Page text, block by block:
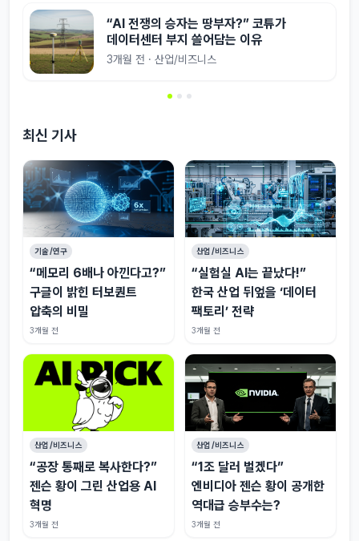
“AI 전쟁의 승자는 땅부자?” 코튜가
데이터센터 부지 쓸어담는 이유
3개월 전 · 산업/비즈니스
최신 기사
기술/연구
“메모리 6배나 아낀다고?”
구글이 밝힌 터보퀀트
압축의 비밀
3개월 전
산업/비즈니스
“실험실 AI는 끝났다!”
한국 산업 뒤엎을 ‘데이터
팩토리’ 전략
3개월 전
산업/비즈니스
“공장 통째로 복사한다?”
젠슨 황이 그린 산업용 AI
혁명
3개월 전
산업/비즈니스
“1조 달러 벌겠다”
엔비디아 젠슨 황이 공개한
역대급 승부수는?
3개월 전